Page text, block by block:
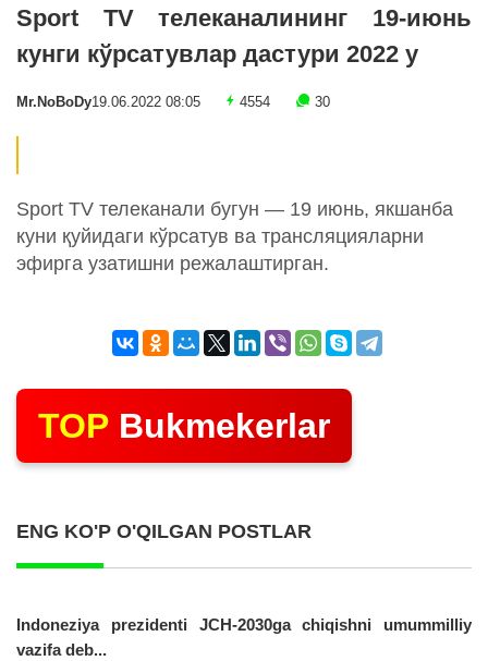
Sport TV телеканалининг 19-июнь
кунги кўрсатувлар дастури 2022 y
Mr.NoBoDy19.06.2022 08:05 4554 30
Sport TV телеканали бугун — 19 июнь, якшанба
куни қуйидаги кўрсатув ва трансляцияларни
эфирга узатишни режалаштирган.
TOP Bukmekerlar
ENG KO'P O'QILGAN POSTLAR
Indoneziya prezidenti JCH-2030ga chiqishni umummilliy
vazifa deb...